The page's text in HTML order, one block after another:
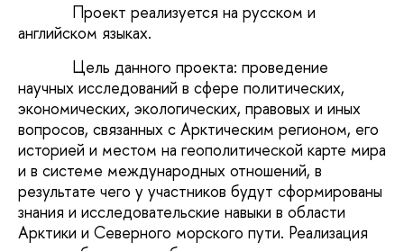
Проект реализуется на русском и
английском языках.
Цель данного проекта: проведение
научных исследований в сфере политических,
экономических, экологических, правовых и иных
вопросов, связанных с Арктическим регионом, его
историей и местом на геополитической карте мира
и в системе международных отношений, в
результате чего у участников будут сформированы
знания и исследовательские навыки в области
Арктики и Северного морского пути. Реализация